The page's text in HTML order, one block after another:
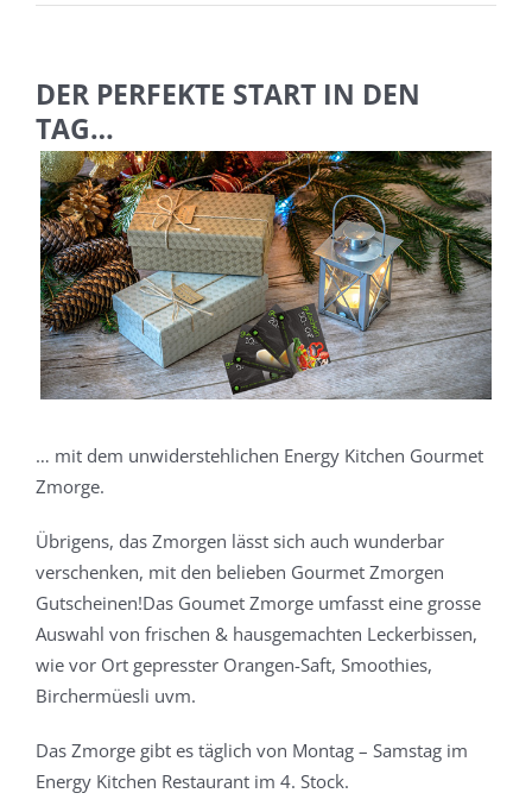
DER PERFEKTE START IN DEN
TAG…
Zeige
grösseres
Bild
Bild
… mit dem unwiderstehlichen Energy Kitchen Gourmet
Zmorge.
Übrigens, das Zmorgen lässt sich auch wunderbar
verschenken, mit den belieben Gourmet Zmorgen
Gutscheinen!Das Goumet Zmorge umfasst eine grosse
Auswahl von frischen & hausgemachten Leckerbissen,
wie vor Ort gepresster Orangen-Saft, Smoothies,
Birchermüesli uvm.
Das Zmorge gibt es täglich von Montag – Samstag im
Energy Kitchen Restaurant im 4. Stock.